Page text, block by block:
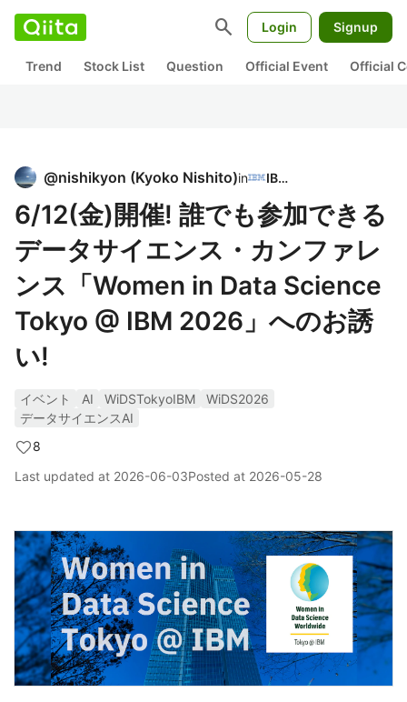
search Login Signup
Trend Stock List Question Official Event Official
@nishikyon (Kyoko Nishito)in IBM
6/12(金)開催! 誰でも参加できる
データサイエンス・カンファレ
ンス「Women in Data Science
Tokyo @ IBM 2026」へのお誘
い!
イベント AI WiDSTokyoIBM
WiDS2026
データサイエンスAI
8
Last updated at 2026-06-03Posted at 2026-05-28